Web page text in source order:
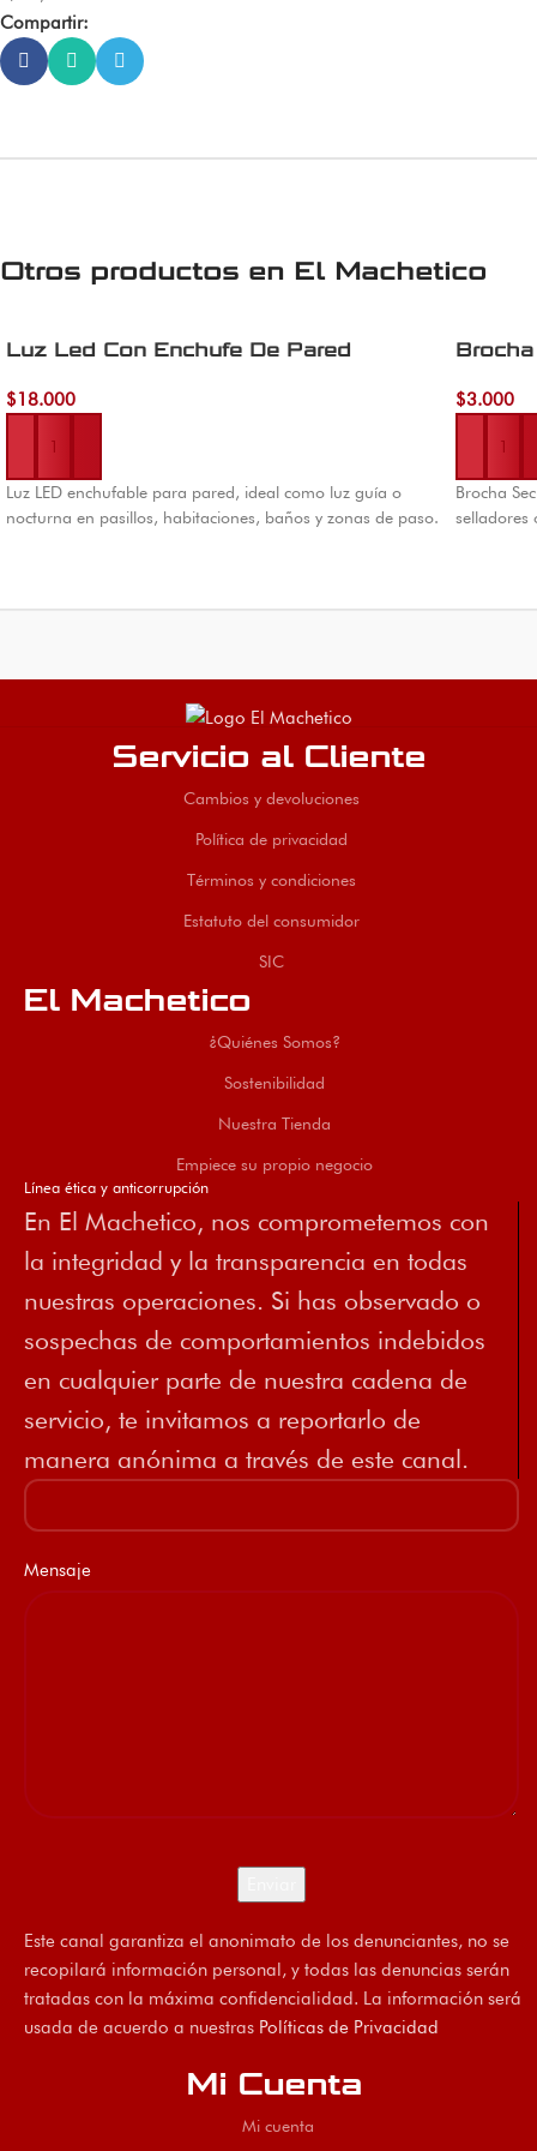
Compartir:
Otros productos en El Machetico
Luz Led Con Enchufe De Pared
$18.000
Añadir al carrito
Luz LED enchufable para pared, ideal como luz guía o
nocturna en pasillos, habitaciones, baños y zonas de paso.
$3.000
Añadir al
Brocha
selladores
Servicio al Cliente
Cambios y devoluciones
Política de privacidad
Términos y condiciones
Estatuto del consumidor
SIC
El Machetico
¿Quiénes Somos?
Sostenibilidad
Nuestra Tienda
Empiece su propio negocio
Línea ética y anticorrupción
En El Machetico, nos comprometemos con
la integridad y la transparencia en todas
nuestras operaciones. Si has observado o
sospechas de comportamientos indebidos
en cualquier parte de nuestra cadena de
servicio, te invitamos a reportarlo de
manera anónima a través de este canal.
Mensaje
Este canal garantiza el anonimato de los denunciantes, no se
recopilará información personal, y todas las denuncias serán
tratadas con la máxima confidencialidad. La información será
usada de acuerdo a nuestras Políticas de Privacidad
Mi Cuenta
Mi cuenta